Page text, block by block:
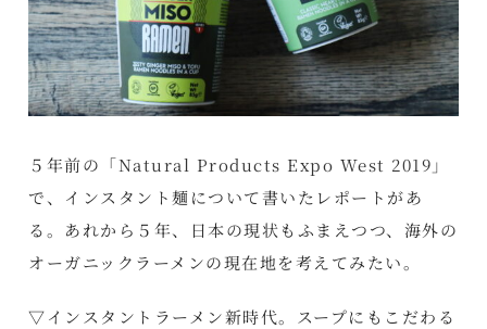
５年前の「Natural Products Expo West 2019 」
で、インスタント麺について書いたレポートがあ
る。あれから５年、日本の現状もふまえつつ、海外の
オーガニックラーメンの現在地を考えてみたい。
▽インスタントラーメン新時代。スープにもこだわる